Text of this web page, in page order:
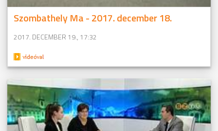
Szombathely Ma - 2017. december 18.
2017. DECEMBER 19., 17:32